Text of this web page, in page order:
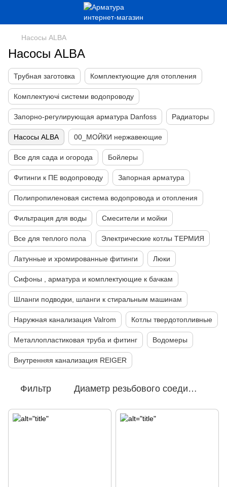
Насосы ALBA
Насосы ALBA
Трубная заготовка Комплектующие для отопления
Комплектуючі системи водопроводу
Запорно-регулирующая арматура Danfoss Радиаторы
Насосы ALBA 00_МОЙКИ нержавеющие
Все для сада и огорода Бойлеры
Фитинги к ПЕ водопроводу Запорная арматура
Полипропиленовая система водопровода и отопления
Фильтрация для воды Смесители и мойки
Все для теплого пола Электрические котлы ТЕРМИЯ
Латунные и хромированные фитинги Люки
Сифоны , арматура и комплектующие к бачкам
Шланги подводки, шланги к стиральным машинам
Наружная канализация Valrom Котлы твердотопливные
Металлопластиковая труба и фитинг Водомеры
Внутренняя канализация REIGER
Фильтр Диаметр резьбового соединения